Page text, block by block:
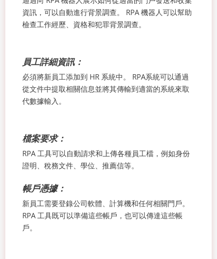
資訊，可以自動進行背景調查。 RPA 機器人可以幫助
檢查工作經歷、資格和犯罪背景調查。
員工詳細資訊：
必須將新員工添加到 HR 系統中。 RPA系統可以通過
從文件中提取相關信息並將其傳輸到適當的系統來取
代數據輸入。
檔案要求：
RPA 工具可以自動請求和上傳各種員工檔，例如身份
證明、稅務文件、學位、推薦信等。
帳戶憑據：
新員工需要登錄公司軟體、計算機和任何相關門戶。
RPA 工具既可以準備這些帳戶，也可以傳達這些帳
戶。